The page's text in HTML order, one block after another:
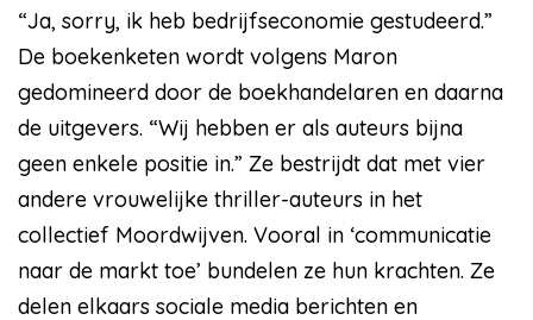
“Ja, sorry, ik heb bedrijfseconomie gestudeerd.”
De boekenketen wordt volgens Maron
gedomineerd door de boekhandelaren en daarna
de uitgevers. “Wij hebben er als auteurs bijna
geen enkele positie in.” Ze bestrijdt dat met vier
andere vrouwelijke thriller-auteurs in het
collectief Moordwijven. Vooral in ‘communicatie
naar de markt toe’ bundelen ze hun krachten. Ze
delen elkaars sociale media berichten en